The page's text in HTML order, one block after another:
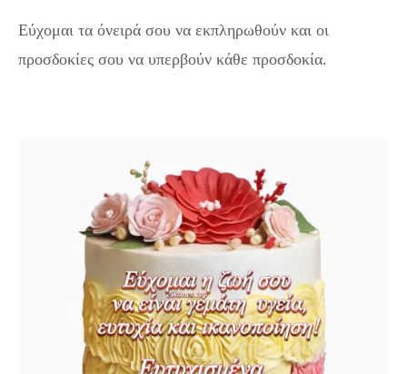
Εύχομαι τα όνειρά σου να εκπληρωθούν και οι
προσδοκίες σου να υπερβούν κάθε προσδοκία.